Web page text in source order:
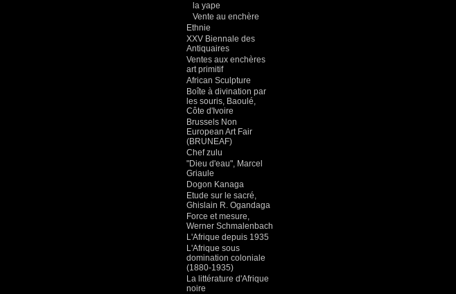
la yape
Vente au enchère
Ethnie
XXV Biennale des
Antiquaires
Ventes aux enchères
art primitif
African Sculpture
Boîte à divination par
les souris, Baoulé,
Côte d'Ivoire
Brussels Non
European Art Fair
(BRUNEAF)
Chef zulu
"Dieu d'eau", Marcel
Griaule
Dogon Kanaga
Etude sur le sacré,
Ghislain R. Ogandaga
Force et mesure,
Werner Schmalenbach
L'Afrique depuis 1935
L'Afrique sous
domination coloniale
(1880-1935)
La littérature d'Afrique
noire